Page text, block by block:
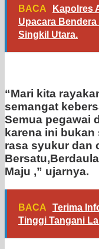
BACA
Kapolres
Upacara Bendera
Singkil Utara.
“Mari kita
semangat
Semua pegawai
karena ini
rasa syukur dan
Maju ,” ujarnya.
BACA
Terima
Tinggi Tangani